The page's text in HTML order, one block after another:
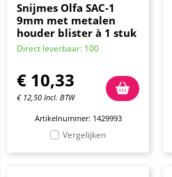
Snijmes Olfa SAC-1
9mm met metalen
houder blister à 1 stuk
Direct leverbaar: 100
€ 10,33
€ 12,50 Incl. BTW
Artikelnummer: 1429993
Vergelijken